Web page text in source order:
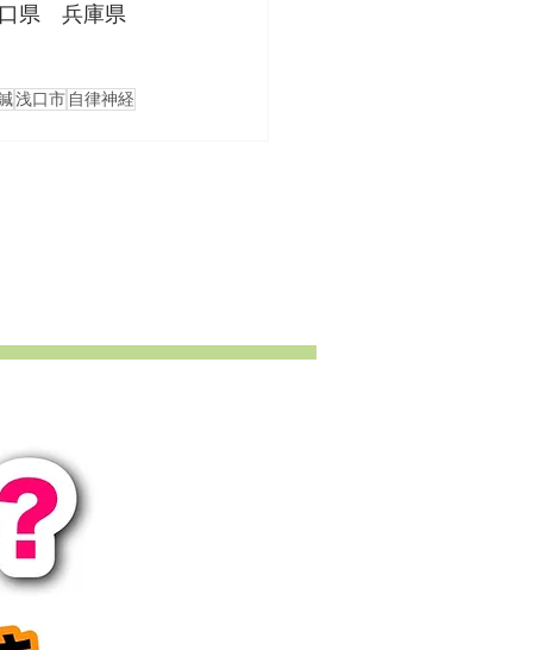
県　兵庫県
浅口市 自律神経